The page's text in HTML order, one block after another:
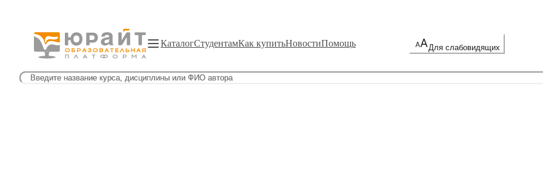
КаталогСтудентамКак купитьНовостиПомощь Для слабовидящих